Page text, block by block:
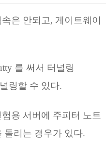
은 안되고, 게이트웨이
를 써서 터널링
링할 수 있다.
용 서버에 주피터 노트
돌리는 경우가 있다.